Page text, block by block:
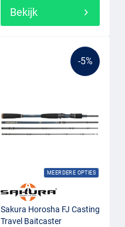
Bekijk
-5%
MEERDERE OPTIES
Sakura Horosha FJ Casting
Travel Baitcaster